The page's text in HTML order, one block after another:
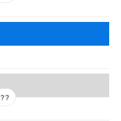
??